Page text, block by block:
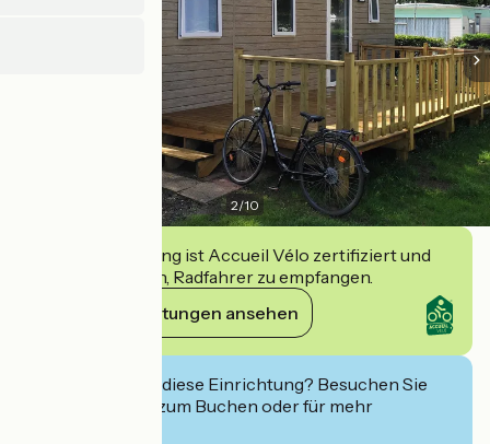
2/10
Diese Einrichtung ist Accueil Vélo zertifiziert und
verpflichtet sich, Radfahrer zu empfangen.
Ihre Verpflichtungen ansehen
Interessiert Sie diese Einrichtung? Besuchen Sie
deren Website zum Buchen oder für mehr